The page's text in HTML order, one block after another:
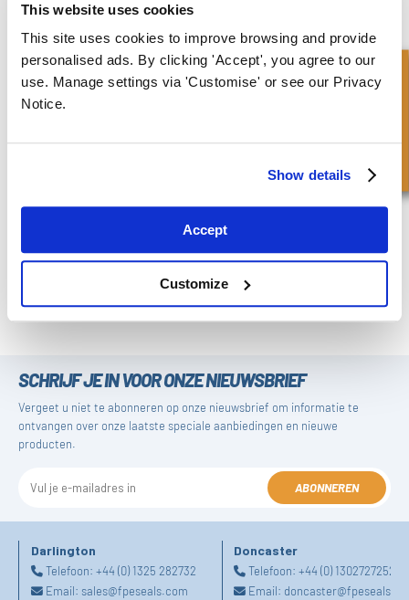
This website uses cookies
This site uses cookies to improve browsing and provide
personalised ads. By clicking 'Accept', you agree to our
use. Manage settings via 'Customise' or see our Privacy
Notice.
Show details
Accept
Customize
SCHRIJF JE IN VOOR ONZE NIEUWSBRIEF
Vergeet u niet te abonneren op onze nieuwsbrief om informatie te
ontvangen over onze laatste speciale aanbiedingen en nieuwe
producten.
ABONNEREN
Darlington
Telefoon: +44 (0) 1325 282732
Email: sales@fpeseals.com
Doncaster
Telefoon:+44 (0) 1302727252
Email:
Snel onderzoek